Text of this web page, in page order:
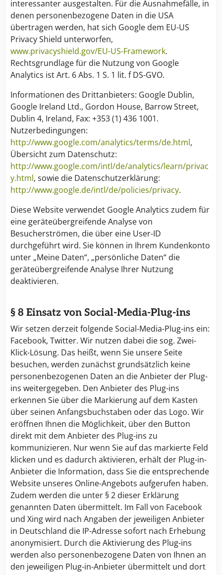
interessanter ausgestalten. Für die Ausnahmefälle, in
denen personenbezogene Daten in die USA
übertragen werden, hat sich Google dem EU-US
Privacy Shield unterworfen,
www.privacyshield.gov/EU-US-Framework.
Rechtsgrundlage für die Nutzung von Google
Analytics ist Art. 6 Abs. 1 S. 1 lit. f DS-GVO.
Informationen des Drittanbieters: Google Dublin,
Google Ireland Ltd., Gordon House, Barrow Street,
Dublin 4, Ireland, Fax: +353 (1) 436 1001.
Nutzerbedingungen:
http://www.google.com/analytics/terms/de.html,
Übersicht zum Datenschutz:
http://www.google.com/intl/de/analytics/learn/privac
y.html, sowie die Datenschutzerklärung:
http://www.google.de/intl/de/policies/privacy.
Diese Website verwendet Google Analytics zudem für
eine geräteübergreifende Analyse von
Besucherströmen, die über eine User-ID
durchgeführt wird. Sie können in Ihrem Kundenkonto
unter „Meine Daten“, „persönliche Daten“ die
geräteübergreifende Analyse Ihrer Nutzung
deaktivieren.
§ 8 Einsatz von Social-Media-Plug-ins
Wir setzen derzeit folgende Social-Media-Plug-ins ein:
Facebook, Twitter. Wir nutzen dabei die sog. Zwei-
Klick-Lösung. Das heißt, wenn Sie unsere Seite
besuchen, werden zunächst grundsätzlich keine
personenbezogenen Daten an die Anbieter der Plug-
ins weitergegeben. Den Anbieter des Plug-ins
erkennen Sie über die Markierung auf dem Kasten
über seinen Anfangsbuchstaben oder das Logo. Wir
eröffnen Ihnen die Möglichkeit, über den Button
direkt mit dem Anbieter des Plug-ins zu
kommunizieren. Nur wenn Sie auf das markierte Feld
klicken und es dadurch aktivieren, erhält der Plug-in-
Anbieter die Information, dass Sie die entsprechende
Website unseres Online-Angebots aufgerufen haben.
Zudem werden die unter § 2 dieser Erklärung
genannten Daten übermittelt. Im Fall von Facebook
und Xing wird nach Angaben der jeweiligen Anbieter
in Deutschland die IP-Adresse sofort nach Erhebung
anonymisiert. Durch die Aktivierung des Plug-ins
werden also personenbezogene Daten von Ihnen an
den jeweiligen Plug-in-Anbieter übermittelt und dort